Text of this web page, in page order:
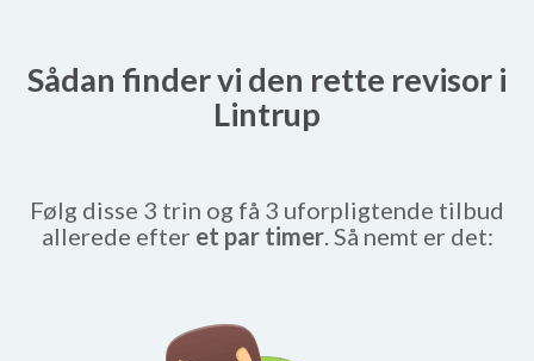
Sådan finder vi den rette revisor i
Lintrup
Følg disse 3 trin og få 3 uforpligtende tilbud
allerede efter et par timer. Så nemt er det: